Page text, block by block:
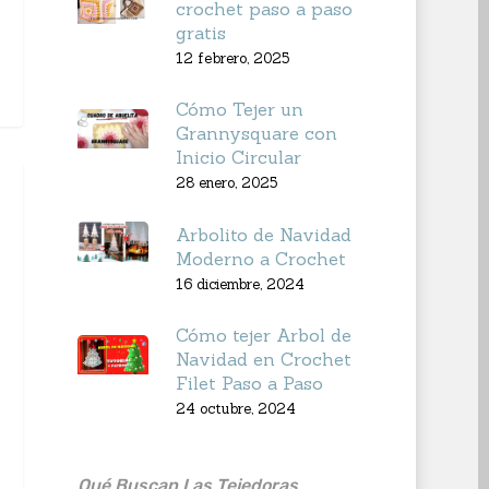
crochet paso a paso
gratis
12 febrero, 2025
Cómo Tejer un
Grannysquare con
Inicio Circular
28 enero, 2025
Arbolito de Navidad
Moderno a Crochet
16 diciembre, 2024
Cómo tejer Arbol de
Navidad en Crochet
Filet Paso a Paso
24 octubre, 2024